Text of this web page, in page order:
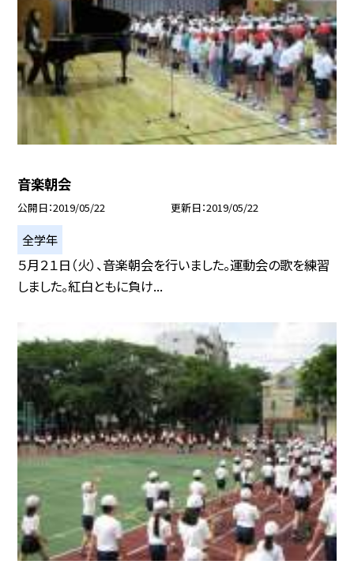
音楽朝会
公開日 2019/05/22 更新日 2019/05/22
全学年
５月２１日（火）、音楽朝会を行いました。運動会の歌を練習
しました。紅白ともに負け...